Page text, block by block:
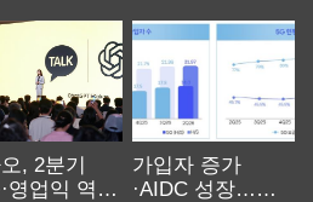
, 2분기
영업익 역대
가입자 증가
·AIDC 성장…